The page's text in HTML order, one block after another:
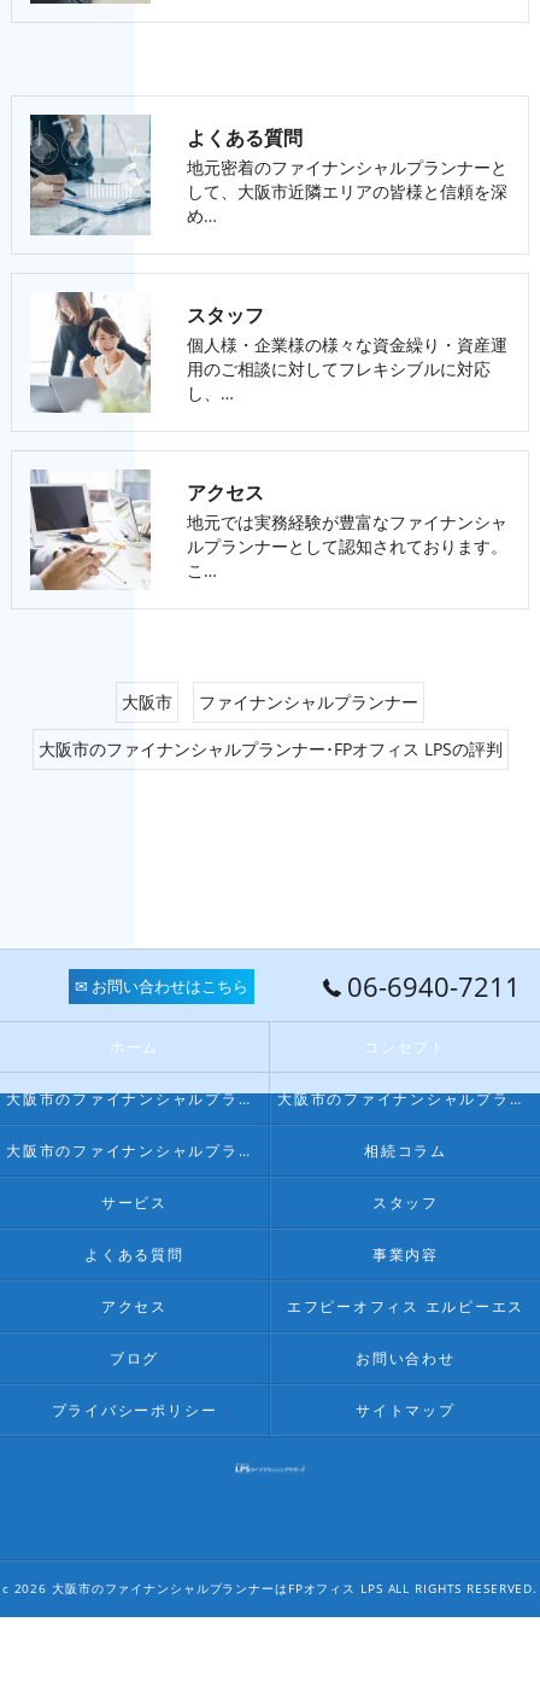
よくある質問
地元密着のファイナンシャルプランナーと
して、大阪市近隣エリアの皆様と信頼を深
め…
スタッフ
個人様・企業様の様々な資金繰り・資産運
用のご相談に対してフレキシブルに対応
し、…
アクセス
地元では実務経験が豊富なファイナンシャ
ルプランナーとして認知されております。
こ…
大阪市 ファイナンシャルプランナー
大阪市のファイナンシャルプランナー･FPオフィス LPSの評判
✉ お問い合わせはこちら 06-6940-7211
ホーム コンセプト
大阪市のファイナンシャルプランナー･FPオフィス LPSの口コミ情報 大阪市のファイナンシャルプランナー･FPオフィス LPSの評判
大阪市のファイナンシャルプランナー･FPオフィス LPSのお客様の声 相続コラム
サービス スタッフ
よくある質問 事業内容
アクセス エフピーオフィス エルピーエス
ブログ お問い合わせ
プライバシーポリシー サイトマップ
c 2026 大阪市のファイナンシャルプランナーはFPオフィス LPS ALL RIGHTS RESERVED.